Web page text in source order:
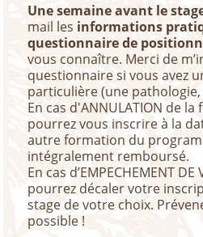
Une semaine avant le
mail les informations
questionnaire de
vous connaître. Merci de
questionnaire si vous avez
particulière (une
En cas d'ANNULATION de
pourrez vous inscrire à la
autre formation du
intégralement remboursé.
En cas d’EMPECHEMENT DE
pourrez décaler votre
stage de votre choix.
possible !